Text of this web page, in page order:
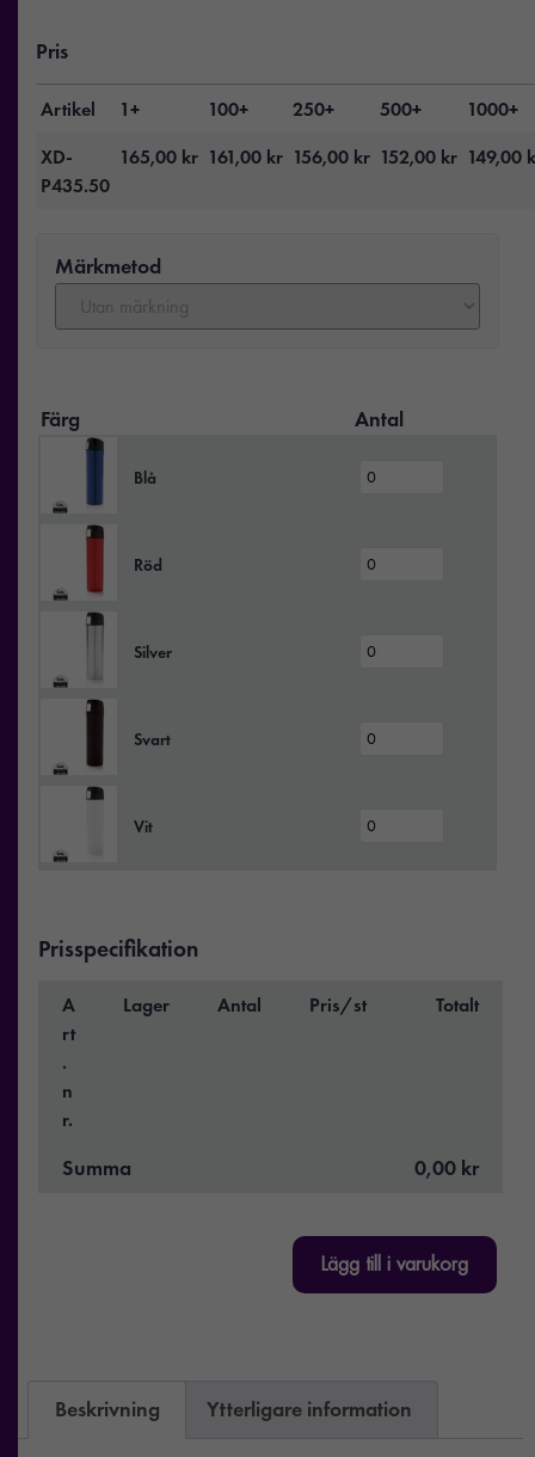
Pris
Artikel 1+ 100+ 250+ 500+
1000+
XD-
P435.50
165,00 kr 161,00 kr 156,00 kr 152,00 kr 149,00
Märkmetod
Färg Antal
Blå
Röd
Silver
Svart
Vit
Prisspecifikation
A
rt
.
n
r.
Lager Antal Pris/st Totalt
Summa 0,00 kr
Lägg till i varukorg
Beskrivning Ytterligare information